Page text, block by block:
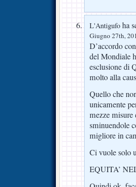
L'Antigufo ha
Giugno 27th,
D’accordo
del Mondiale
esclusione di
molto alla
Quello che
unicamente
mezze misure
sminuendole
migliore in
Ci vuole solo
EQUITA’